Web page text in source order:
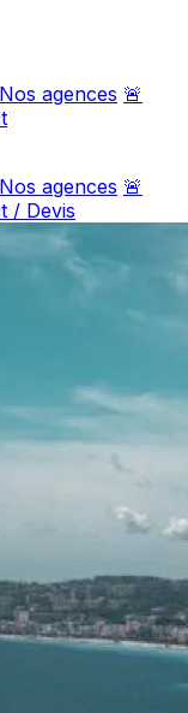
Nos agences 🚨
Nos agences 🚨
/ Devis